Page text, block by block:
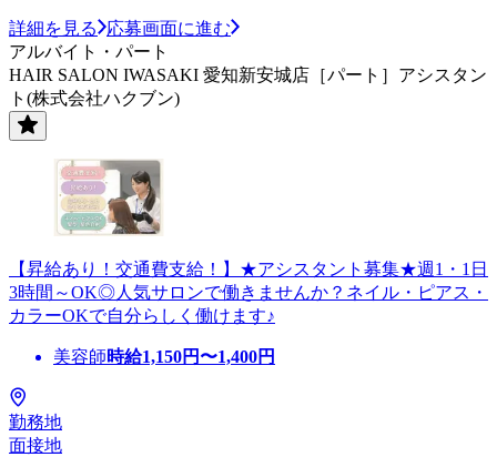
詳細を見る
応募画面に進む
アルバイト・パート
HAIR SALON IWASAKI 愛知新安城店［パート］アシスタン
ト(株式会社ハクブン)
【昇給あり！交通費支給！】★アシスタント募集★週1・1日
3時間～OK◎人気サロンで働きませんか？ネイル・ピアス・
カラーOKで自分らしく働けます♪
美容師時給1,150円〜1,400円
勤務地
面接地